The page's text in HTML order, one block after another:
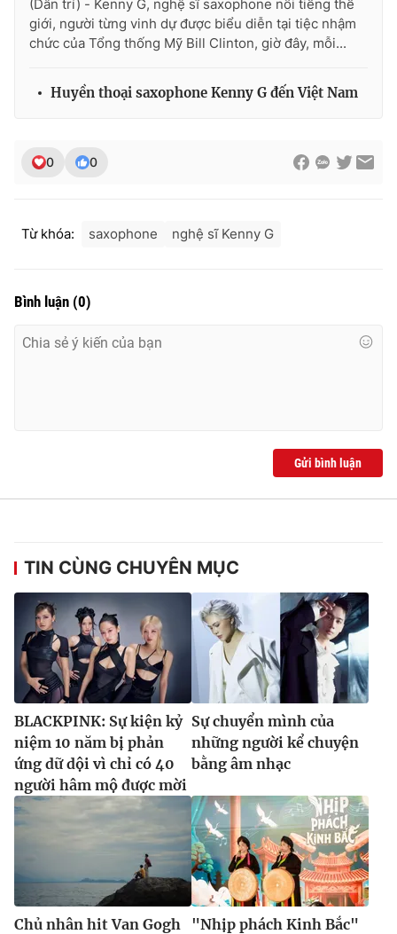
Ðiện thoại Thời báo VTV:024.66 897 897
Email:toasoan@vtv.vn
® Cấm sao chép dưới mọi hình thức nếu không có sự chấp
thông tin từ website này.
(Dân trí) - Kenny G, nghệ sĩ saxophone nổi tiếng thế
giới, người từng vinh dự được biểu diễn tại tiệc nhậm
chức của Tổng thống Mỹ Bill Clinton, giờ đây, mỗi...
Huyền thoại saxophone Kenny G đến Việt Nam
0 0
Từ khóa: saxophone nghệ sĩ Kenny G
Bình luận (0)
Gửi bình luận
TIN CÙNG CHUYÊN MỤC
BLACKPINK: Sự kiện kỷ
niệm 10 năm bị phản
ứng dữ dội vì chỉ có 40
người hâm mộ được mời
Sự chuyển mình của
những người kể chuyện
bằng âm nhạc
Chủ nhân hit Van Gogh
"Nhịp phách Kinh Bắc"